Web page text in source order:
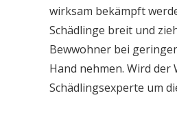
wirksam bekämpft
Schädlinge breit und
Bewwohner bei
Hand nehmen. Wird
Schädlingsexperte um